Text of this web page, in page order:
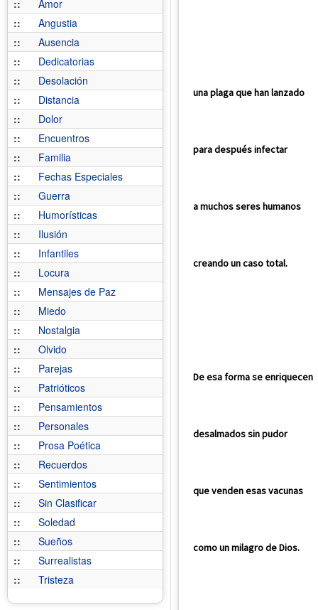
::
Amor
::
Angustia
::
Ausencia
::
Dedicatorias
::
Desolación
::
Distancia
::
Dolor
::
Encuentros
::
Familia
::
Fechas Especiales
::
Guerra
::
Humorísticas
::
Ilusión
::
Infantiles
::
Locura
::
Mensajes de Paz
::
Miedo
::
Nostalgia
::
Olvido
::
Parejas
::
Patrióticos
::
Pensamientos
::
Personales
::
Prosa Poética
::
Recuerdos
::
Sentimientos
::
Sin Clasificar
::
Soledad
::
Sueños
::
Surrealistas
::
Tristeza
una plaga que han lanzado
para después infectar
a muchos seres humanos
creando un caso total.
De esa forma se enriquecen
desalmados sin pudor
que venden esas vacunas
como un milagro de Dios.